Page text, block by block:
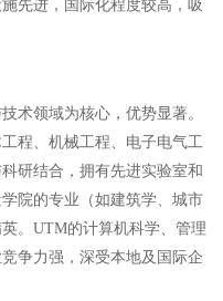
先进，国际化程度较高，吸
术领域为核心，优势显著。
程、机械工程、电子电气工
研结合，拥有先进实验室和
院的专业（如建筑学、城市
。UTM的计算机科学、管理
争力强，深受本地及国际企